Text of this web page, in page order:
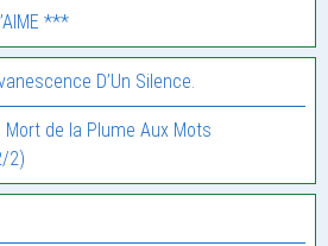
***
D’Un Silence.
Mort de la Plume Aux Mots
2)